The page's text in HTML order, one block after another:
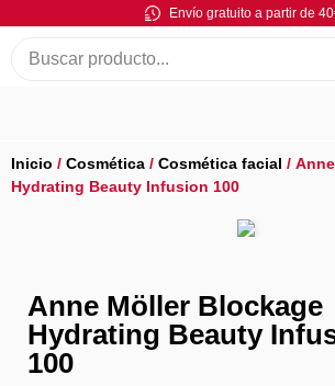
Envío gratuito a partir de
Inicio / Cosmética / Cosmética facial /
Hydrating Beauty Infusion 100
Anne Möller Blockage
Hydrating Beauty
100